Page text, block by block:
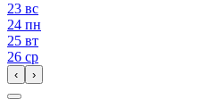
23 вс
24 пн
25 вт
26 ср
‹ ›